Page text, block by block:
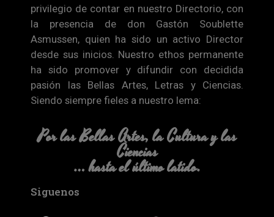
privilegio de contar en nuestro Directorio, con
la presencia de don Gastón Soublette
Asmussen, quien ha sido un activo Director
desde sus inicios. Nuestro ethos permanente
ha sido promover y difundir con decidida
pasión las Bellas Artes, Letras y Ciencias.
Siendo siempre fieles a nuestro lema:
Por las Bellas Artes, la Cultura y las
Ciencias
… hasta el último latido.
Siguenos